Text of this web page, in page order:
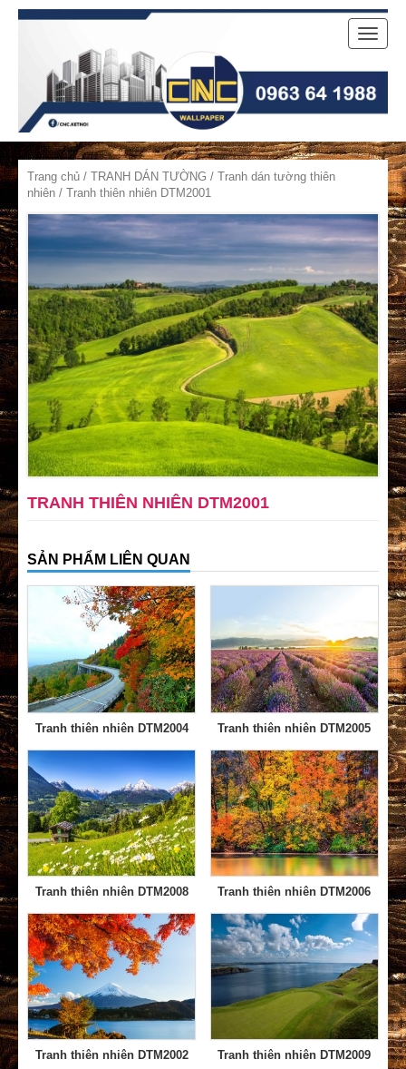
Toggle
Trang chủ / TRANH DÁN TƯỜNG / Tranh dán tường thiên
nhiên / Tranh thiên nhiên DTM2001
TRANH THIÊN NHIÊN DTM2001
SẢN PHẨM LIÊN QUAN
Tranh thiên nhiên DTM2004 Tranh thiên nhiên DTM2005
Tranh thiên nhiên DTM2008 Tranh thiên nhiên DTM2006
Tranh thiên nhiên DTM2002 Tranh thiên nhiên DTM2009